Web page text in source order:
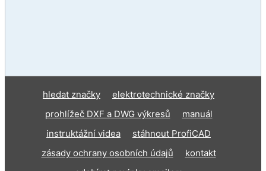
hledat značky
elektrotechnické značky
prohlížeč DXF a DWG výkresů
manuál
instruktážní videa
stáhnout ProfiCAD
zásady ochrany osobních údajů
kontakt